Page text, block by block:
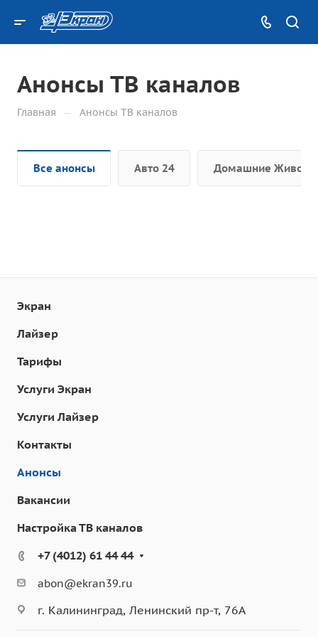
Анонсы ТВ каналов
Главная — Анонсы ТВ каналов
Все анонсы Авто 24 Домашние
Экран
Лайзер
Тарифы
Услуги Экран
Услуги Лайзер
Контакты
Анонсы
Вакансии
Настройка ТВ каналов
+7 (4012) 61 44 44
abon@ekran39.ru
г. Калининград, Ленинский пр-т, 76А